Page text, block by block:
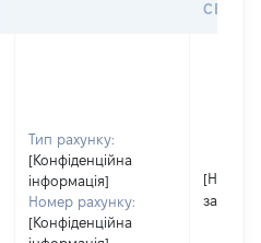
СЕЙФУ
Тип рахунку:
[Конфіденційна
інформація]
Номер рахунку:
[Конфіденційна
[Не